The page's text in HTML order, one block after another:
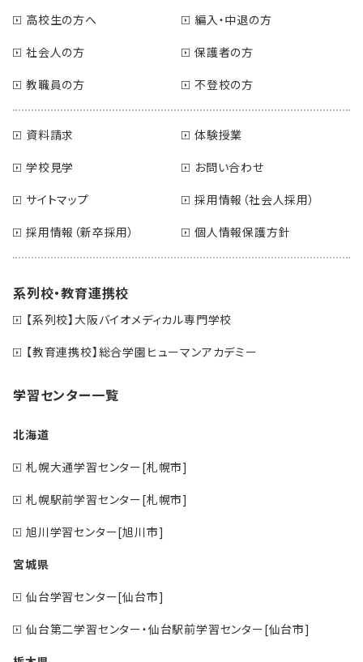
高校生の方へ
編入・中退の方
社会人の方
保護者の方
教職員の方
不登校の方
資料請求
体験授業
学校見学
お問い合わせ
サイトマップ
採用情報（社会人採用）
採用情報（新卒採用）
個人情報保護方針
系列校・教育連携校
【系列校】大阪バイオメディカル専門学校
【教育連携校】総合学園ヒューマンアカデミー
学習センター一覧
北海道
札幌大通学習センター[札幌市]
札幌駅前学習センター[札幌市]
旭川学習センター[旭川市]
宮城県
仙台学習センター[仙台市]
仙台第二学習センター・仙台駅前学習センター[仙台市]